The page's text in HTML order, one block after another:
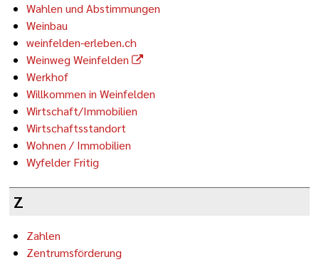
Wahlen und Abstimmungen
Weinbau
weinfelden-erleben.ch
Weinweg Weinfelden
Werkhof
Willkommen in Weinfelden
Wirtschaft/Immobilien
Wirtschaftsstandort
Wohnen / Immobilien
Wyfelder Fritig
Z
Zahlen
Zentrumsförderung